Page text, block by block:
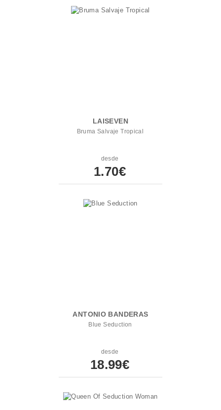
LAISEVEN
Bruma Salvaje Tropical
desde
1.70€
ANTONIO BANDERAS
Blue Seduction
desde
18.99€